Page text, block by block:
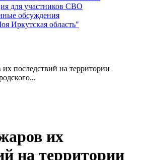
для участников СВО
обсуждения
Иркутская область"
последствий на территории
их
на территории